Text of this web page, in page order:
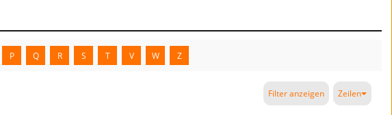
P Q R S T V W Z
Filter anzeigen Zeilen